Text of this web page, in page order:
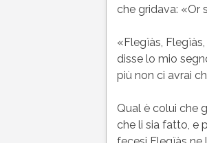
che gridava: «Or
«Flegïàs,
disse lo mio
più non ci avrai
Qual è colui che
che li sia fatto, e